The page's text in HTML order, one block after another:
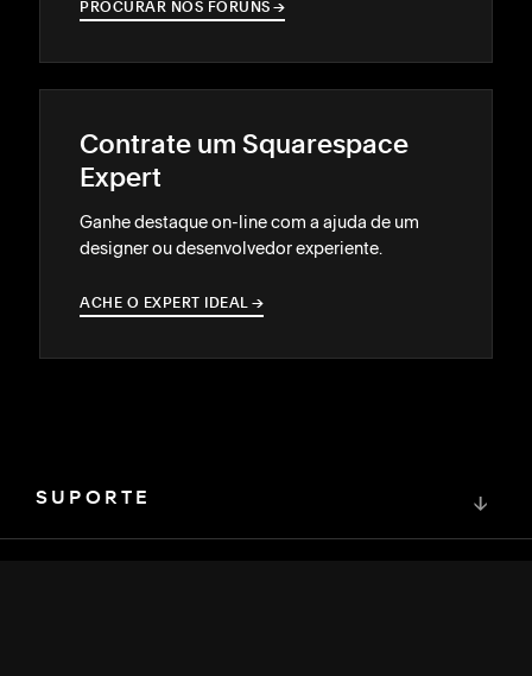
PROCURAR NOS FÓRUNS →
→
Contrate um Squarespace
Expert
Ganhe destaque on-line com a ajuda de um
designer ou desenvolvedor experiente.
ACHE O EXPERT IDEAL →
→
SUPORTE ↓